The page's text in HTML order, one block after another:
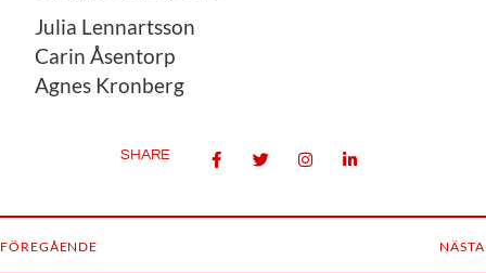
Julia Lennartsson
Carin Åsentorp
Agnes Kronberg
SHARE
FÖREGÅENDE NÄSTA